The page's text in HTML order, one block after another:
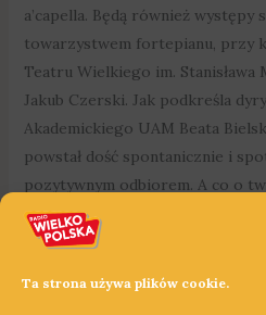
Ta strona używa plików cookie.
a’capella. Będą również występy
towarzystwem fortepianu, przy
Teatru Wielkiego im. Stanisława
Jakub Czerski. Jak podkreśla
Akademickiego UAM Beata
powstał dość spontanicznie i
pozytywnym odbiorem. A co o
Osieckiej i o samym koncercie
czyli chórzyści poznańskiego
godz. 18:30 w Auli UAM przy